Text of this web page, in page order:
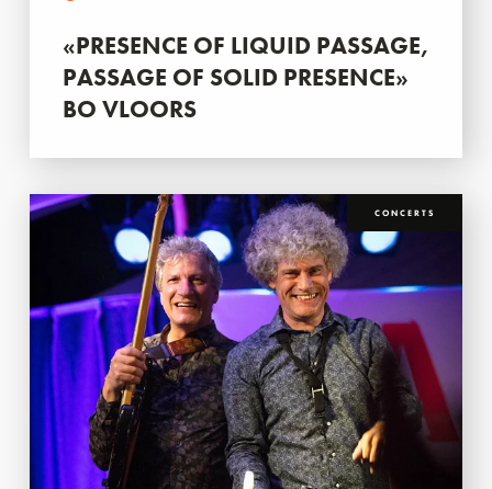
«PRESENCE OF LIQUID PASSAGE,
PASSAGE OF SOLID PRESENCE»
BO VLOORS
CONCERTS